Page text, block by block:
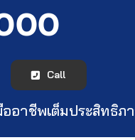
Call
อาชีพเต็มประสิทธิภ